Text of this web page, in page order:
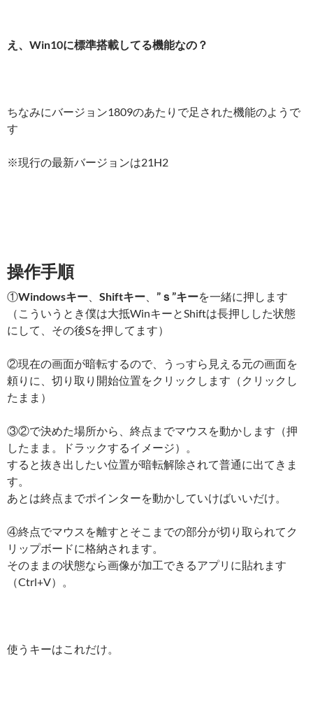
え、Win10に標準搭載してる機能なの？
ちなみにバージョン1809のあたりで足された機能のようで
す
※現行の最新バージョンは21H2
操作手順
①Windowsキー Shiftキー ”ｓ”キーを一緒に押します
（こういうとき僕は大抵WinキーとShiftは長押しした状態
にして、その後Sを押してます）
②現在の画面が暗転するので、うっすら見える元の画面を
頼りに、切り取り開始位置をクリックします（クリックし
たまま）
③②で決めた場所から、終点までマウスを動かします（押
したまま。ドラックするイメージ）。
すると抜き出したい位置が暗転解除されて普通に出てきま
す。
あとは終点までポインターを動かしていけばいいだけ。
④終点でマウスを離すとそこまでの部分が切り取られてク
リップボードに格納されます。
そのままの状態なら画像が加工できるアプリに貼れます
（Ctrl+V）。
使うキーはこれだけ。